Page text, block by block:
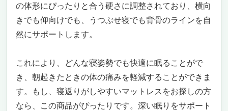
の体形にぴったりと合う硬さに調整されており、横向
きでも仰向けでも、うつぶせ寝でも背骨のラインを自
然にサポートします。
これにより、どんな寝姿勢でも快適に眠ることがで
き、朝起きたときの体の痛みを軽減することができま
す。もし、寝返りがしやすいマットレスをお探しの方
なら、この商品がぴったりです。深い眠りをサポート